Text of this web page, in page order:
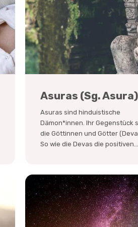
Asuras (Sg. Asura)
Asuras sind hinduistische
Dämon*innen. Ihr Gegenstück
die Göttinnen und Götter
So wie die Devas die positiven...